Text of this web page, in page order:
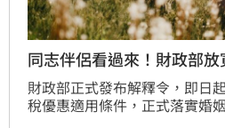
同志伴侶看過來！財政部
財政部正式發布解釋令，即日
稅優惠適用條件，正式落實婚